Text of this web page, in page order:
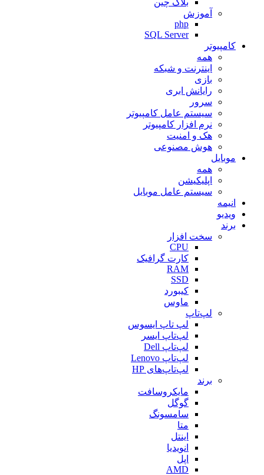
بلاک چین
آموزش
php
SQL Server
کامپیوتر
همه
اینترنت و شبکه
بازی
رایانش ابری
سرور
سیستم عامل کامپیوتر
نرم افزار کامپیوتر
هک و امنیت
هوش مصنوعی
موبایل
همه
اپلیکیشن
سیستم عامل موبایل
انیمه
ویدیو
برند
سخت افزار
CPU
کارت گرافیک
RAM
SSD
کیبورد
ماوس
لپ‌تاپ
لپ تاپ ایسوس
لپ‌تاپ ایسر
لپ‌تاپ Dell
لپ‌تاپ Lenovo
لپ‌تاپ‌های HP
برند
مایکروسافت
گوگل
سامسونگ
متا
اینتل
انویدیا
اپل
AMD